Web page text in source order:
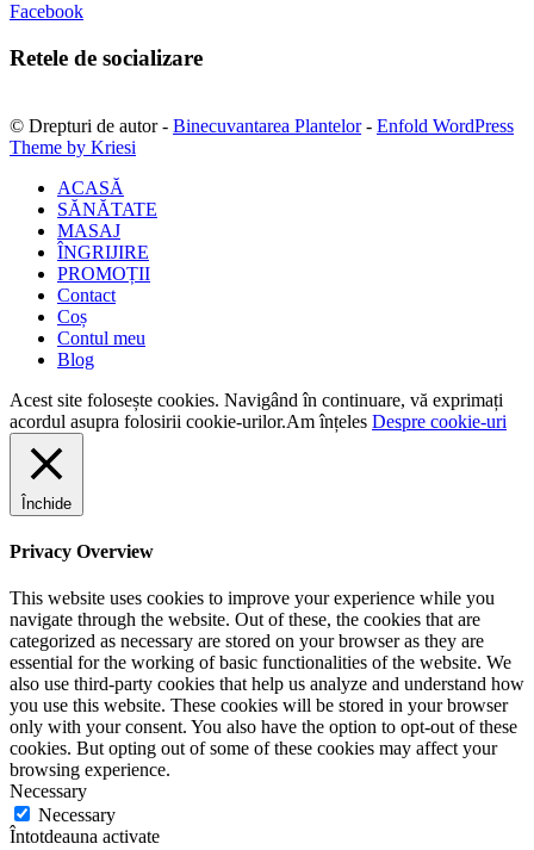
Facebook
Retele de socializare
© Drepturi de autor - Binecuvantarea Plantelor- Enfold WordPress
Theme by Kriesi
ACASĂ
SĂNĂTATE
MASAJ
ÎNGRIJIRE
PROMOȚII
Contact
Coș
Contul meu
Blog
Acest site folosește cookies. Navigând în continuare, vă exprimați
acordul asupra folosirii cookie-urilor.Am înțeles Despre cookie-uri
Închide
Privacy Overview
This website uses cookies to improve your experience while you
navigate through the website. Out of these, the cookies that are
categorized as necessary are stored on your browser as they are
essential for the working of basic functionalities of the website. We
also use third-party cookies that help us analyze and understand how
you use this website. These cookies will be stored in your browser
only with your consent. You also have the option to opt-out of these
cookies. But opting out of some of these cookies may affect your
browsing experience.
Necessary
Necessary
Întotdeauna activate